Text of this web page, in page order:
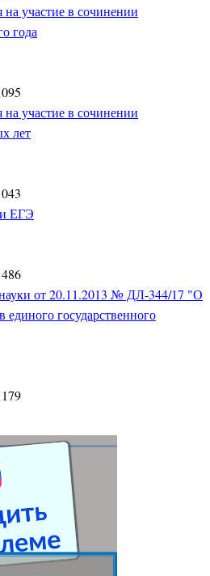
участие в сочинении
года
участие в сочинении
лет
ЕГЭ
от 20.11.2013 № ДЛ-344/17 "О
единого государственного